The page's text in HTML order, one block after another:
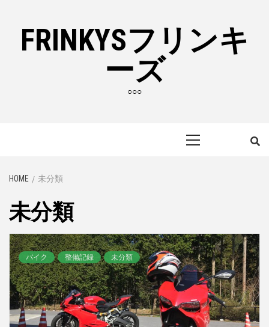
contentFRINKYSフリンキ
ーズ
○○○
HOME 未分類
未分類
バイク 整備記録 未分類